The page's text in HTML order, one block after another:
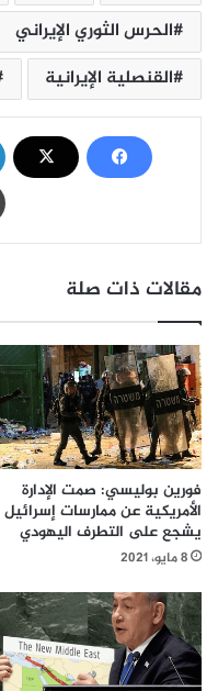
الحرس الثوري الإيراني
القنصلية الإيرانية
مقالات ذات صلة
فورين بوليسي: صمت الإدارة
الأمريكية عن ممارسات إسرائيل
يشجع على التطرف اليهودي
8 مايو، 2021